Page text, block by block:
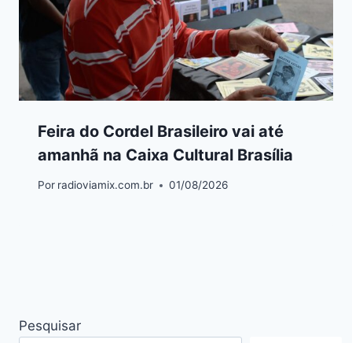
Feira do Cordel Brasileiro vai até
amanhã na Caixa Cultural Brasília
Por radioviamix.com.br 01/08/2026
Pesquisar